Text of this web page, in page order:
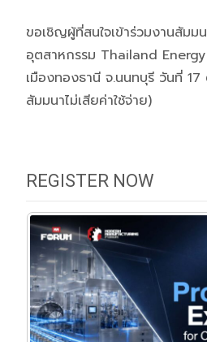
ขอเชิญผู้ที่สนใจเข้าร่วมงานสัมม
อุตสาหกรรม Thailand
เมืองทองธานี จ.นนทบุรี วันที่
สัมมนาไม่เสียค่าใช้จ่าย)
REGISTER NOW